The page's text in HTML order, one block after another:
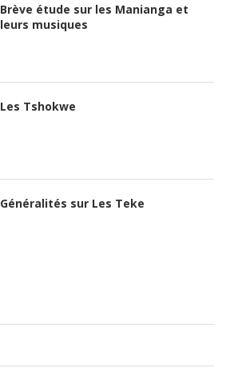
Brève étude sur les Manianga et
leurs musiques
Les Tshokwe
Généralités sur Les Teke